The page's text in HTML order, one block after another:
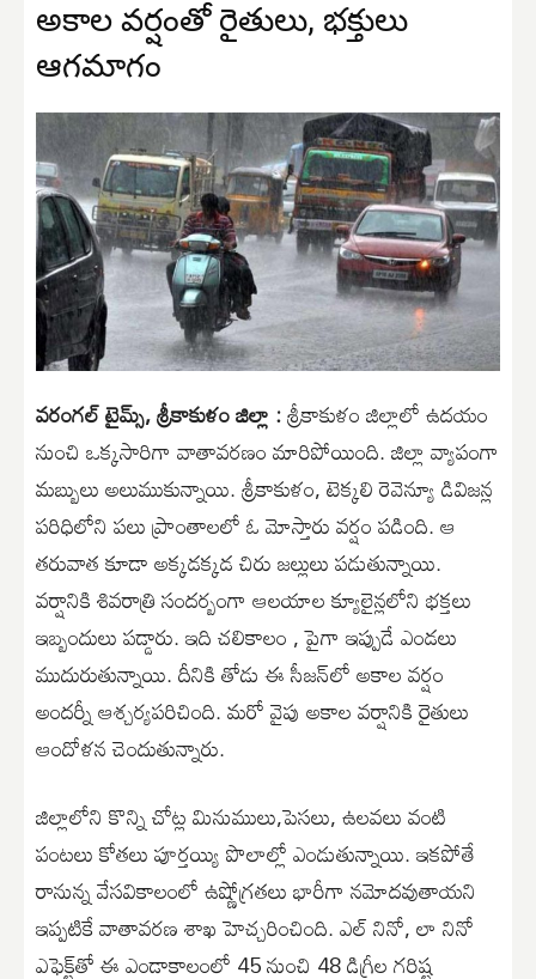
అకాల వర్షంతో రైతులు, భక్తులు
ఆగమాగం
వరంగల్ టైమ్స్, శ్రీకాకుళం జిల్లా :శ్రీకాకుళం జిల్లాలో ఉదయం
నుంచి ఒక్కసారిగా వాతావరణం మారిపోయింది. జిల్లా వ్యాపంగా
మబ్బులు అలుముకున్నాయి. శ్రీకాకుళం, టెక్కలి రెవెన్యూ డివిజన్ల
పరిధిలోని పలు ప్రాంతాలలో ఓ మోస్తారు వర్షం పడింది. ఆ
తరువాత కూడా అక్కడక్కడ చిరు జల్లులు పడుతున్నాయి.
వర్షానికి శివరాత్రి సందర్బంగా ఆలయాల క్యూలైన్లలోని భక్తలు
ఇబ్బందులు పడ్డారు. ఇది చలికాలం , పైగా ఇప్పుడే ఎండలు
ముదురుతున్నాయి. దీనికి తోడు ఈ సీజన్‌లో అకాల వర్షం
అందర్నీ ఆశ్చర్యపరిచింది. మరో వైపు అకాల వర్షానికి రైతులు
ఆందోళన చెందుతున్నారు.
జిల్లాలోని కొన్ని చోట్ల మినుములు,పెసలు, ఉలవలు వంటి
పంటలు కోతలు పూర్తయ్యి పొలాల్లో ఎండుతున్నాయి. ఇకపోతే
రానున్న వేసవికాలంలో ఉష్ణోగ్రతలు భారీగా నమోదవుతాయని
ఇప్పటికే వాతావరణ శాఖ హెచ్చరించింది. ఎల్ నినో, లా నినో
ఎఫెక్ట్‌తో ఈ ఎండాకాలంలో 45 నుంచి 48 డిగ్రీల గరిష్ట